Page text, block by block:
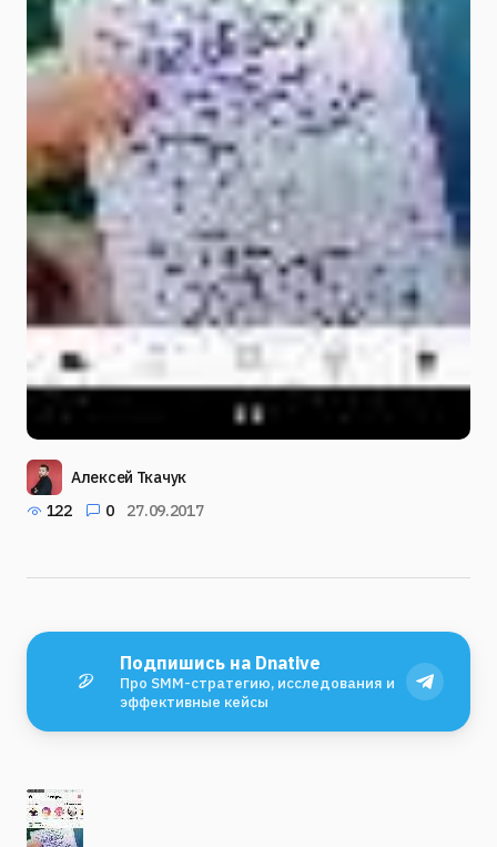
Алексей Ткачук
122
0 27.09.2017
Подпишись на Dnative
Про SMM-стратегию, исследования и
эффективные кейсы